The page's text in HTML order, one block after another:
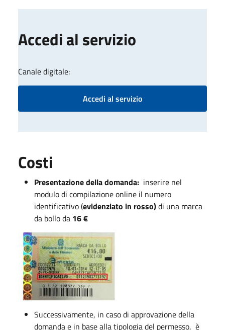
Accedi al servizio
Canale digitale:
Accedi al servizio
Costi
Presentazione della domanda: inserire nel
modulo di compilazione online il numero
identificativo (evidenziato in rosso)di una marca
da bollo da 16 €
Successivamente, in caso di approvazione della
domanda e in base alla tipologia del permesso, è